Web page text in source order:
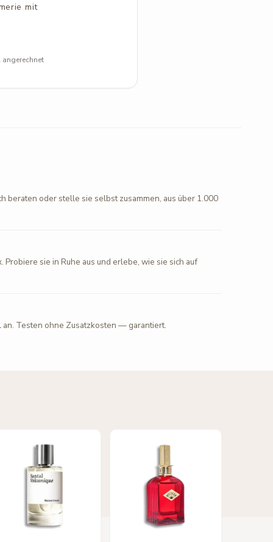
mit
beraten oder stelle sie selbst zusammen, aus über 1.000
Probiere sie in Ruhe aus und erlebe, wie sie sich auf
Testen ohne Zusatzkosten — garantiert.